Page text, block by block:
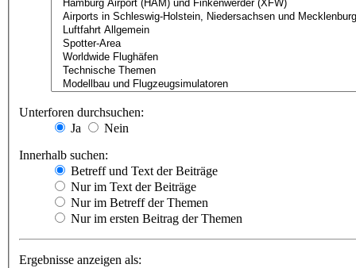
Unterforen durchsuchen:
Ja
Nein
Innerhalb suchen:
Betreff und Text der Beiträge
Nur im Text der Beiträge
Nur im Betreff der Themen
Nur im ersten Beitrag der Themen
Ergebnisse anzeigen als: